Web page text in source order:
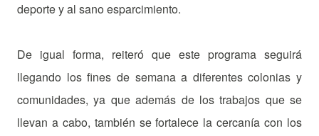
deporte y al sano esparcimiento.
De igual forma, reiteró que este programa seguirá
llegando los fines de semana a diferentes colonias y
comunidades, ya que además de los trabajos que se
llevan a cabo, también se fortalece la cercanía con los